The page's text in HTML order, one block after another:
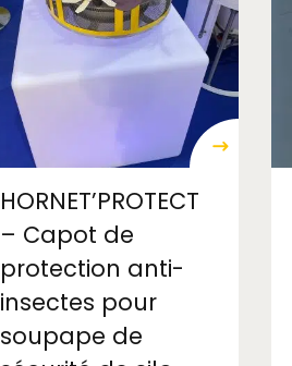
HORNET’PROTECT
– Capot de
protection anti-
insectes pour
soupape de